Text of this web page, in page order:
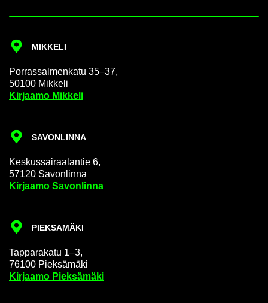
MIK­KE­LI
Por­ras­sal­men­ka­tu 35–37,
50100 Mik­ke­li
Kir­jaa­mo Mik­ke­li
SA­VON­LIN­NA
Kes­kus­sai­raa­lan­tie 6,
57120 Sa­von­lin­na
Kir­jaa­mo Sa­von­lin­na
PIEK­SA­MÄ­KI
Tap­pa­ra­ka­tu 1–3,
76100 Piek­sä­mä­ki
Kir­jaa­mo Piek­sä­mä­ki